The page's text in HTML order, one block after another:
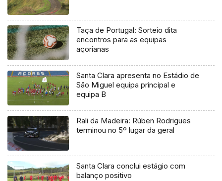
Taça de Portugal: Sorteio dita
encontros para as equipas
açorianas
Santa Clara apresenta no Estádio de
São Miguel equipa principal e
equipa B
Rali da Madeira: Rúben Rodrigues
terminou no 5º lugar da geral
Santa Clara conclui estágio com
balanço positivo